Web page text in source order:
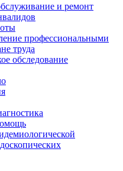
и ремонт
профессиональными
труда
обследование